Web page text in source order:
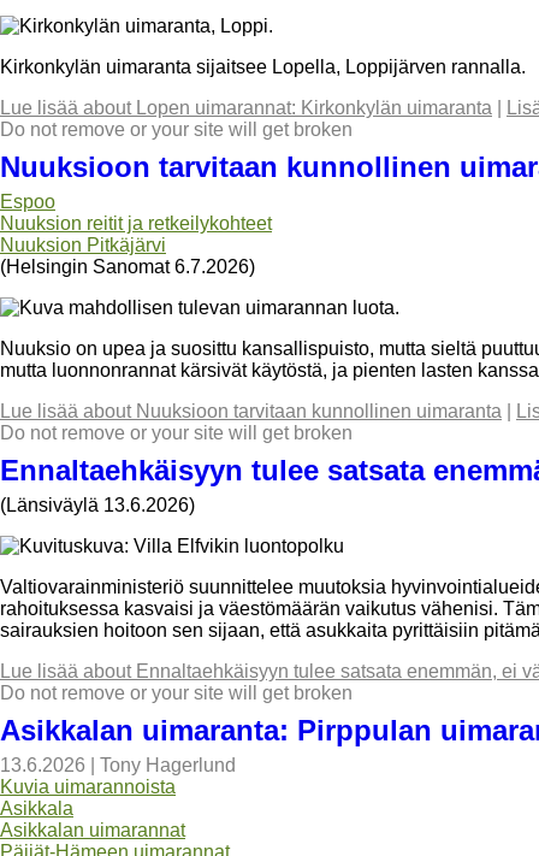
Kirkonkylän uimaranta sijaitsee Lopella, Loppijärven rannalla.
Lue lisää about Lopen uimarannat: Kirkonkylän uimaranta
Do not remove or your site will get broken
Nuuksioon tarvitaan kunnollinen
Espoo
Nuuksion reitit ja retkeilykohteet
Nuuksion Pitkäjärvi
(Helsingin Sanomat 6.7.2026)
Nuuksio on upea ja suosittu kansallispuisto, mutta sieltä
mutta luonnonrannat kärsivät käytöstä, ja pienten lasten
Lue lisää about Nuuksioon tarvitaan kunnollinen uimaranta
Do not remove or your site will get broken
Ennaltaehkäisyyn tulee satsata
(Länsiväylä 13.6.2026)
Valtiovarainministeriö suunnittelee muutoksia
rahoituksessa kasvaisi ja väestömäärän vaikutus vähenisi.
sairauksien hoitoon sen sijaan, että asukkaita pyrittäisiin
Lue lisää about Ennaltaehkäisyyn tulee satsata enemmän, ei
Do not remove or your site will get broken
Asikkalan uimaranta: Pirppulan
13.6.2026
Tony Hagerlund
Kuvia uimarannoista
Asikkala
Asikkalan uimarannat
Päijät-Hämeen uimarannat